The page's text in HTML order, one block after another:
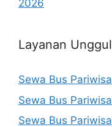
2026
Layanan
Sewa Bus
Sewa Bus
Sewa Bus